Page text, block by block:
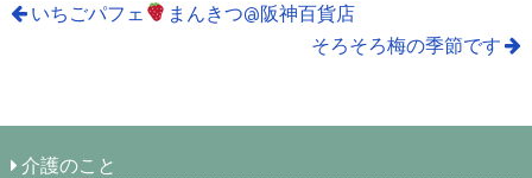
いちごパフェ
まんきつ@阪神百貨店
そろそろ梅の季節です
介護のこと